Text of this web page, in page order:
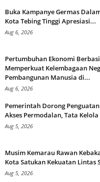
Buka Kampanye Germas
Kota Tebing Tinggi Apresiasi...
Aug 6, 2026
Pertumbuhan Ekonomi
Memperkuat Kelembagaan
Pembangunan Manusia di...
Aug 6, 2026
Pemerintah Dorong
Akses Permodalan, Tata
Aug 5, 2026
Musim Kemarau Rawan
Kota Satukan Kekuatan Lintas
Aug 5, 2026